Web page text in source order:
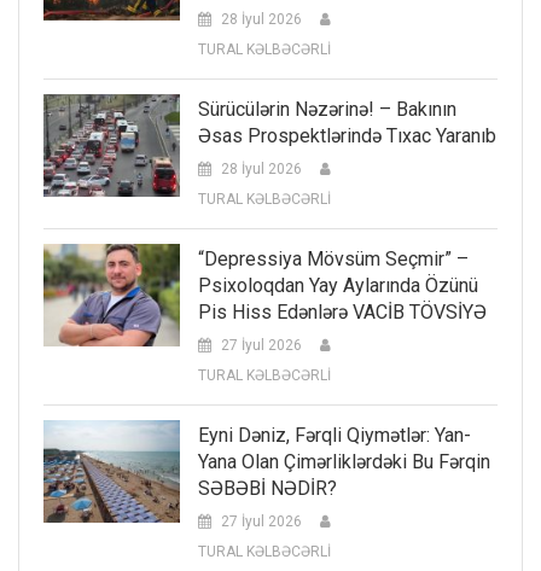
28 İyul 2026
TURAL KƏLBƏCƏRLİ
Sürücülərin Nəzərinə! – Bakının
Əsas Prospektlərində Tıxac Yaranıb
28 İyul 2026
TURAL KƏLBƏCƏRLİ
“Depressiya Mövsüm Seçmir” –
Psixoloqdan Yay Aylarında Özünü
Pis Hiss Edənlərə VACİB TÖVSİYƏ
27 İyul 2026
TURAL KƏLBƏCƏRLİ
Eyni Dəniz, Fərqli Qiymətlər: Yan-
Yana Olan Çimərliklərdəki Bu Fərqin
SƏBƏBİ NƏDİR?
27 İyul 2026
TURAL KƏLBƏCƏRLİ